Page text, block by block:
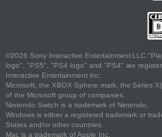
©2026 Sony Interactive Entertainment
logo", "PS5", "PS4 logo" and "PS4" are
Interactive Entertainment Inc.
Microsoft, the XBOX Sphere mark, the Series
of the Microsoft group of companies.
Nintendo Switch is a trademark of Nintendo.
Windows is either a registered trademark or
States and/or other countries.
Mac is a trademark of Apple Inc.